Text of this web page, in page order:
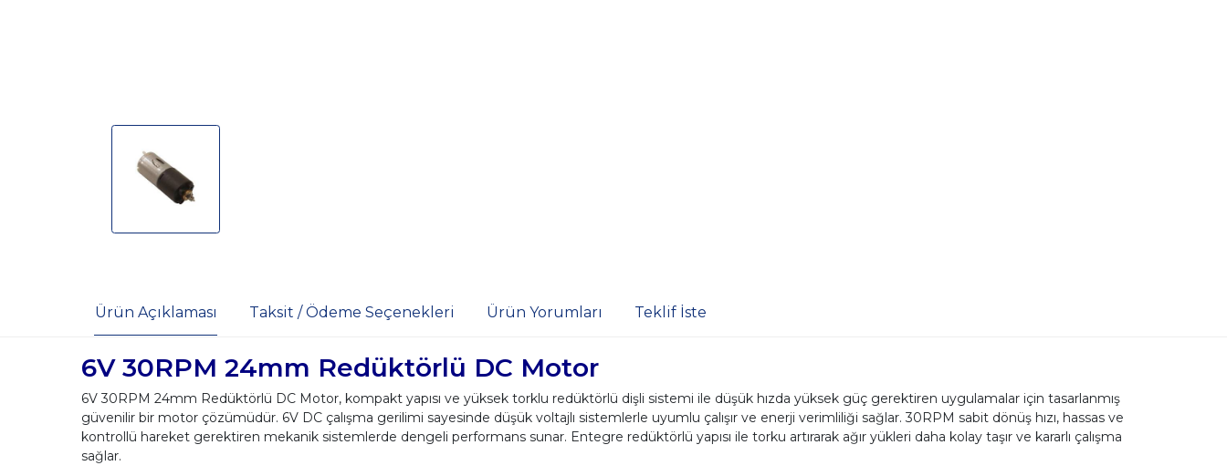
Ürün Açıklaması Taksit / Ödeme Seçenekleri Ürün Yorumları Teklif İste
6V 30RPM 24mm Redüktörlü DC Motor
6V 30RPM 24mm Redüktörlü DC Motor, kompakt yapısı ve yüksek torklu redüktörlü dişli sistemi ile düşük hızda yüksek güç gerektiren uygulamalar için tasarlanmış
güvenilir bir motor çözümüdür. 6V DC çalışma gerilimi sayesinde düşük voltajlı sistemlerle uyumlu çalışır ve enerji verimliliği sağlar. 30RPM sabit dönüş hızı, hassas ve
kontrollü hareket gerektiren mekanik sistemlerde dengeli performans sunar. Entegre redüktörlü yapısı ile torku artırarak ağır yükleri daha kolay taşır ve kararlı çalışma
sağlar.